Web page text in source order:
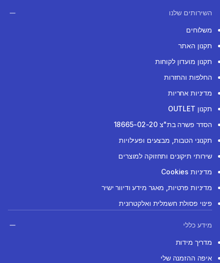
השירותים שלנו
משלוחים
תקנון האתר
תקנון מועדון לקוחות
החלפות והחזרות
מדיניות אחריות
תקנון OUTLET
הסדר פשרה בת"צ 18665-02-20
תקנוני הטבות, מבצעים ופעילויות
שירותי תיקונים ותחזוקה למוצרים
מדיניות Cookies
מדיניות פרטיות, מאגר מידע ודיוור ישיר
פינוי פסולת חשמלית ואלקטרונית
מידע כללי
מדריך מידות
איפה ההזמנה שלי